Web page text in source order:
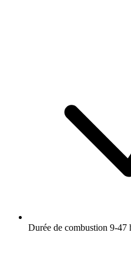
Durée de combustion 9-47